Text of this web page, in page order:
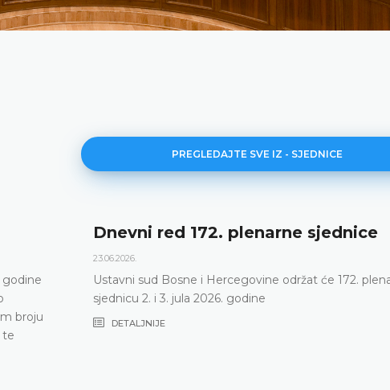
PREGLEDAJTE SVE IZ - SJEDNICE
godine
broju
te
Dnevni red 172. plenarne sjednice
23.06.2026.
Ustavni sud Bosne i Hercegovine održat će 172.
sjednicu 2. i 3. jula 2026. godine
DETALJNIJE